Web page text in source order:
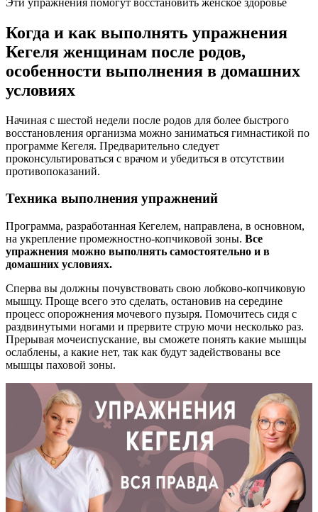
Когда и как выполнять упражнения
Кегеля женщинам после родов,
особенности выполнения в домашних
условиях
Начиная с шестой недели после родов для более быстрого
восстановления организма можно заниматься гимнастикой по
программе Кегеля. Предварительно следует
проконсультироваться с врачом и убедиться в отсутствии
противопоказаний.
Техника выполнения упражнений
Программа, разработанная Кегелем, направлена, в основном,
на укрепление промежностно-копчиковой зоны. Все
упражнения можно выполнять самостоятельно и в
домашних условиях.
Сперва вы должны почувствовать свою лобково-копчиковую
мышцу. Проще всего это сделать, остановив на середине
процесс опорожнения мочевого пузыря. Помочитесь сидя с
раздвинутыми ногами и прервите струю мочи несколько раз.
Прерывая мочеиспускание, вы сможете понять какие мышцы
ослаблены, а какие нет, так как будут задействованы все
мышцы паховой зоны.